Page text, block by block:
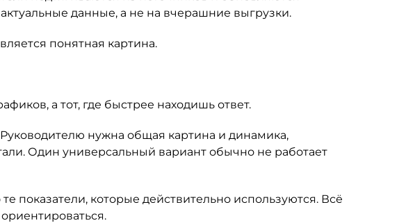
данные, а не на вчерашние выгрузки.
понятная картина.
а тот, где быстрее находишь ответ.
нужна общая картина и динамика,
Один универсальный вариант обычно не работает
показатели, которые действительно используются. Всё